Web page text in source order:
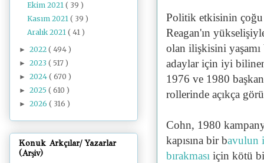
Politik etkisinin çoğu
Reagan'ın
olan ilişkisini
adaylar için iyi
1976 ve 1980
rollerinde açıkça
Cohn, 1980
kapısına bir bavulun
bırakması için kötü
Ekim 2021( 39 )
Kasım 2021( 39 )
Aralık 2021( 41 )
► 2022 ( 494 )
► 2023 ( 517 )
► 2024 ( 670 )
► 2025 ( 610 )
► 2026 ( 316 )
Konuk Arkçılar/ Yazarlar
(Arşiv)